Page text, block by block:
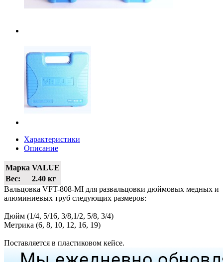
Характеристики
Описание
Марка VALUE
Вес:
2.40 кг
Вальцовка VFT-808-MI для развальцовки дюймовых медных и
алюминиевых труб следующих размеров:
Дюйм (1/4, 5/16, 3/8,1/2, 5/8, 3/4)
Метрика (6, 8, 10, 12, 16, 19)
Поставляется в пластиковом кейсе.